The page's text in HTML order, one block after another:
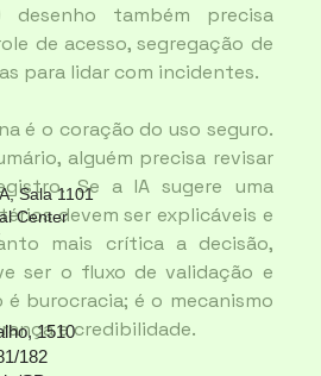
desenho também precisa
de acesso, segregação de
para lidar com incidentes.
é o coração do uso seguro.
alguém precisa revisar
Se a IA sugere uma
devem ser explicáveis e
mais crítica a decisão,
ser o fluxo de validação e
é burocracia; é o mecanismo
e credibilidade.
Sala 1101
Center
1510
182